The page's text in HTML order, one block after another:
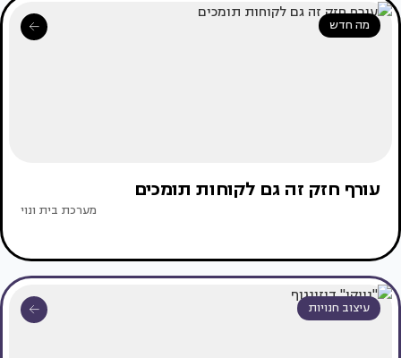
מה חדש
עורף חזק זה גם לקוחות תומכים
מערכת בית ונוי
עיצוב חנויות